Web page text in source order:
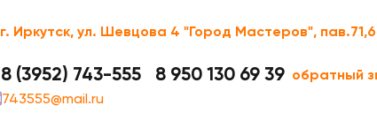
г. Иркутск, ул. Шевцова 4 "Город Мастеров",
8 (3952) 743-555 8 950 130 69 39 обратный
743555@mail.ru